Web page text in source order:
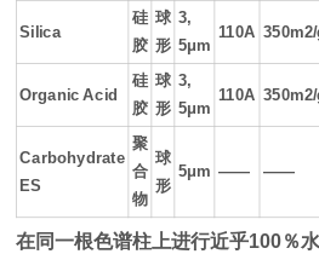
Silica
硅
胶
球
形
3,
5μm
110A 350m2/
Organic Acid
硅
胶
球
形
3,
5μm
110A 350m2/
Carbohydrate
ES
聚
合
物
球
形
5μm ―― ――
在同一根色谱柱上进行近乎100％